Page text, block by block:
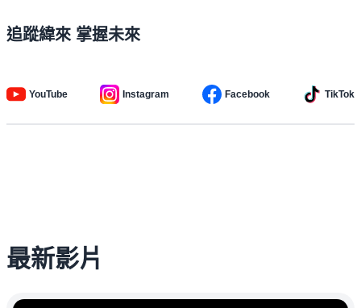
追蹤緯來 掌握未來
YouTube Instagram Facebook TikTok
最新影片